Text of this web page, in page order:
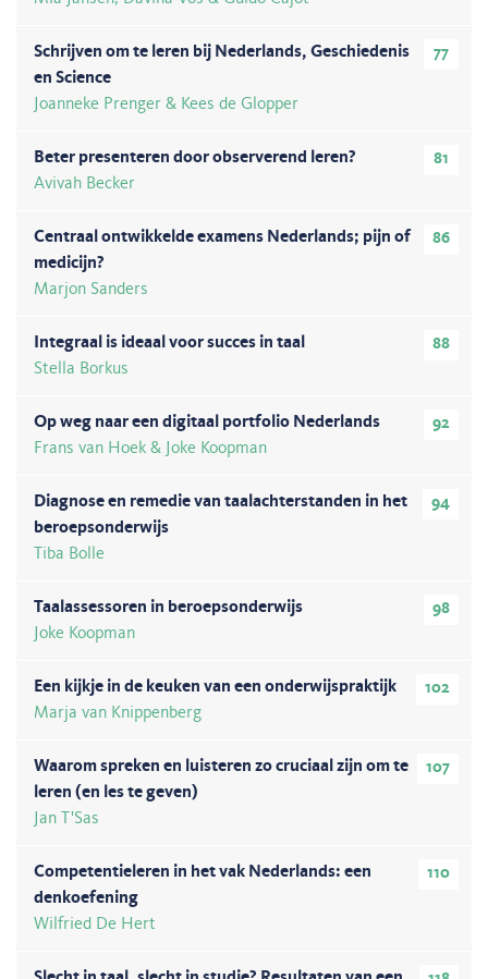
77
Schrijven om te leren bij Nederlands, Geschiedenis
en Science
Joanneke Prenger & Kees de Glopper
81
Beter presenteren door observerend leren?
Avivah Becker
86
Centraal ontwikkelde examens Nederlands; pijn of
medicijn?
Marjon Sanders
88
Integraal is ideaal voor succes in taal
Stella Borkus
92
Op weg naar een digitaal portfolio Nederlands
Frans van Hoek & Joke Koopman
94
Diagnose en remedie van taalachterstanden in het
beroepsonderwijs
Tiba Bolle
98
Taalassessoren in beroepsonderwijs
Joke Koopman
102
Een kijkje in de keuken van een onderwijspraktijk
Marja van Knippenberg
107
Waarom spreken en luisteren zo cruciaal zijn om te
leren (en les te geven)
Jan T'Sas
110
Competentieleren in het vak Nederlands: een
denkoefening
Wilfried De Hert